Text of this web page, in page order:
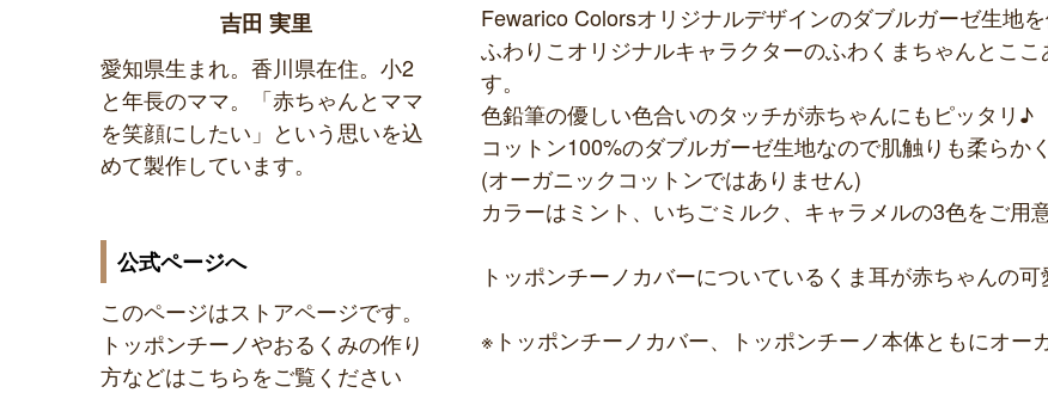
Fewarico Colorsオリジナルデザインのダブルガーゼ生地を
ふわりこオリジナルキャラクターのふわくまちゃんとこ
す。
色鉛筆の優しい色合いのタッチが赤ちゃんにもピッタリ♪
コットン100%のダブルガーゼ生地なので肌触りも柔らか
(オーガニックコットンではありません)
カラーはミント、いちごミルク、キャラメルの3色をご用
トッポンチーノカバーについているくま耳が赤ちゃんの
※トッポンチーノカバー、トッポンチーノ本体ともにオー
吉田 実里
愛知県生まれ。香川県在住。小2
と年長のママ。「赤ちゃんとママ
を笑顔にしたい」という思いを込
めて製作しています。
公式ページへ
このページはストアページです。
トッポンチーノやおるくみの作り
方などはこちらをご覧ください